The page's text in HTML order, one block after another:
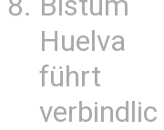
Huelva
führt
verbindlic